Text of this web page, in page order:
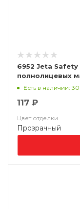
6952 Jeta
полнолицевых
Есть в наличии: 30
117 ₽
Цвет отделки
Прозрачный